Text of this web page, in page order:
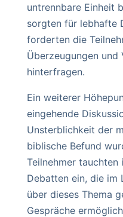
untrennbare Einheit
sorgten für lebhafte
forderten die
Überzeugungen
hinterfragen.
Ein weiterer
eingehende
Unsterblichkeit der
biblische Befund
Teilnehmer
Debatten ein, die im
über dieses Thema
Gespräche